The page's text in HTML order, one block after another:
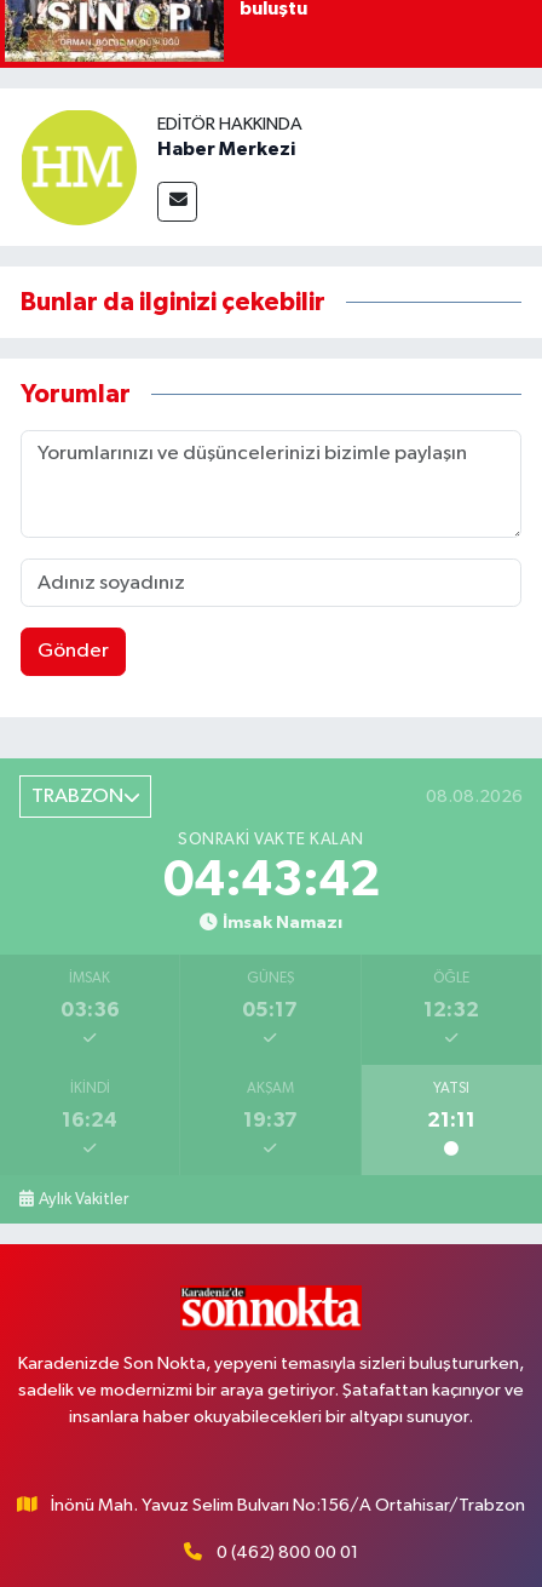
buluştu
EDITÖR HAKKINDA
Haber Merkezi
Bunlar da ilginizi çekebilir
Yorumlar
Gönder
TRABZON 08.08.2026
SONRAKI VAKTE KALAN
04:43:41
İmsak Namazı
İMSAK
03:36
GÜNEŞ
05:17
ÖĞLE
12:32
İKINDI
16:24
AKŞAM
19:37
YATSI
21:11
Aylık Vakitler
Karadenizde Son Nokta, yepyeni temasıyla sizleri buluştururken,
sadelik ve modernizmi bir araya getiriyor. Şatafattan kaçınıyor ve
insanlara haber okuyabilecekleri bir altyapı sunuyor.
İnönü Mah. Yavuz Selim Bulvarı No:156/A Ortahisar/Trabzon
0 (462) 800 00 01